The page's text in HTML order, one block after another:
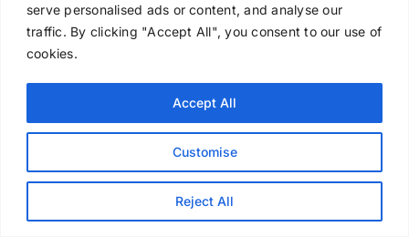
serve personalised ads or content, and analyse our
traffic. By clicking "Accept All", you consent to our use of
cookies.
Customise
Reject All
Accept All
Préparez votre voyage
Douches intérieures et extérieures
Dans les chambres : mini-bar, cafetière,
climatisation, ventilateur, moustiquaires, coffre-
fort, sèche-cheveux, téléphone,
baoignoire,service de majordome
Le WiFi est disponible *Veuillez noter que la vitesse
de connexion est variable
L’électricité est fournie par le réseau 220 V, avec
des prises de courant britanniques.B15
Spa